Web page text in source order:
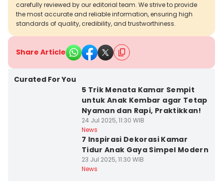
carefully reviewed by our editorial team. We strive to provide
the most accurate and reliable information, ensuring high
standards of quality, credibility, and trustworthiness.
Share Article
Curated For You
5 Trik Menata Kamar Sempit
untuk Anak Kembar agar Tetap
Nyaman dan Rapi, Praktikkan!
24 Jul 2025, 11:30 WIB
News
7 Inspirasi Dekorasi Kamar
Tidur Anak Gaya Simpel Modern
23 Jul 2025, 11:30 WIB
News